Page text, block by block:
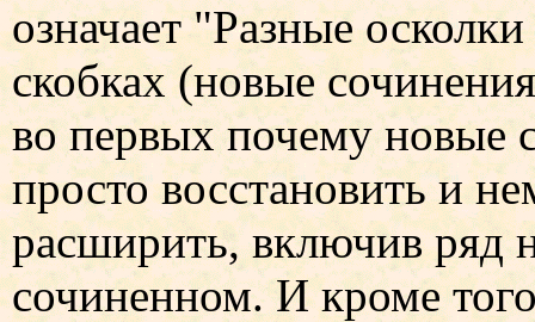
означает "Разные
скобках (новые
во первых почему новые
просто восстановить и
расширить, включив ряд
сочиненном. И кроме